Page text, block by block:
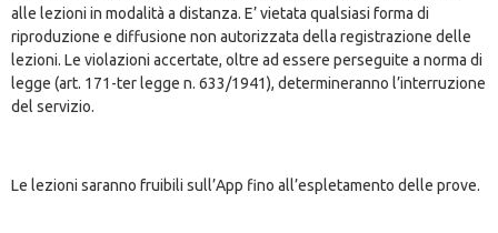
alle lezioni in modalità a distanza. E’ vietata qualsiasi forma di
riproduzione e diffusione non autorizzata della registrazione delle
lezioni. Le violazioni accertate, oltre ad essere perseguite a norma di
legge (art. 171-ter legge n. 633/1941), determineranno l’interruzione
del servizio.
Le lezioni saranno fruibili sull’App fino all’espletamento delle prove.